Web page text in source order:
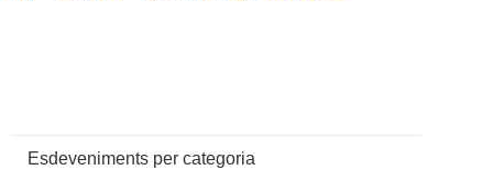
Esdeveniments per categoria